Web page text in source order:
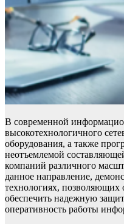
В современной
высокотехнологичного
оборудования, а также
неотъемлемой
компаний различного
данное направление,
технологиях, позволяющих
обеспечить надежную
оперативность работы